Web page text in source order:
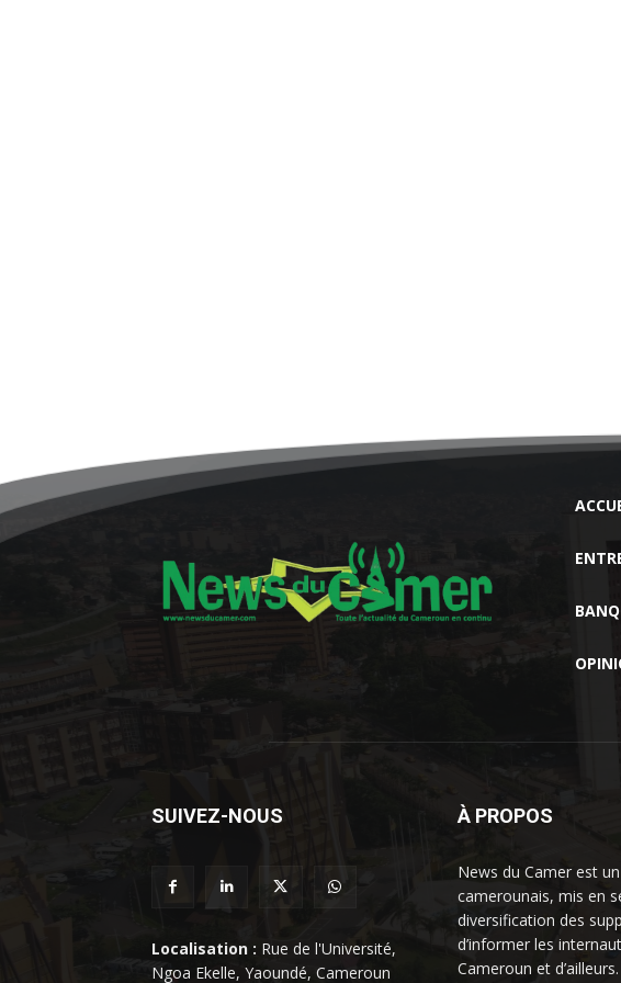
SUIVEZ-NOUS
Localisation : Rue de l'Université,
Ngoa Ekelle, Yaoundé, Cameroun
À PROPOS
News du Camer est
camerounais, mis en
diversification des
d’informer les
Cameroun et